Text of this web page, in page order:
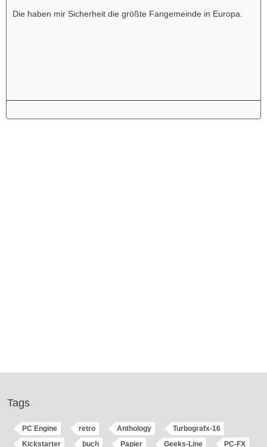
Die haben mir Sicherheit die größte Fangemeinde in Europa.
Tags
PC Engine retro Anthology
Turbografx-16
Kickstarter
buch Papier Geeks-Line PC-FX